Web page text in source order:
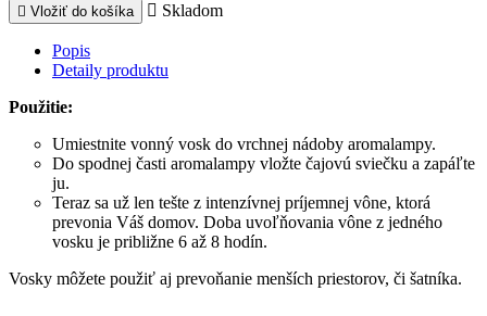
 Vložiť do košíka  Skladom
Popis
Detaily produktu
Použitie:
Umiestnite vonný vosk do vrchnej nádoby aromalampy.
Do spodnej časti aromalampy vložte čajovú sviečku a zapáľte
ju.
Teraz sa už len tešte z intenzívnej príjemnej vône, ktorá
prevonia Váš domov. Doba uvoľňovania vône z jedného
vosku je približne 6 až 8 hodín.
Vosky môžete použiť aj prevoňanie menších priestorov, či šatníka.